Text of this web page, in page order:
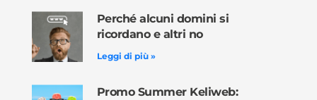
Perché alcuni domini si
ricordano e altri no
Leggi di più »
Promo Summer Keliweb: